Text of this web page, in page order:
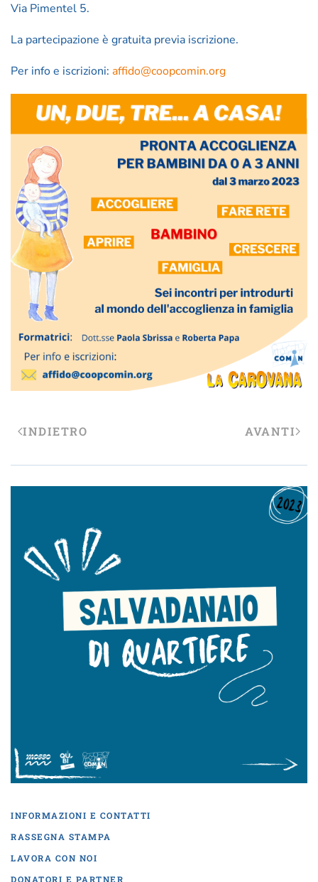
Via Pimentel 5.
La partecipazione è gratuita previa iscrizione.
Per info e iscrizioni: affido@coopcomin.org
INDIETRO AVANTI
INFORMAZIONI E CONTATTI
RASSEGNA STAMPA
LAVORA CON NOI
DONATORI E PARTNER